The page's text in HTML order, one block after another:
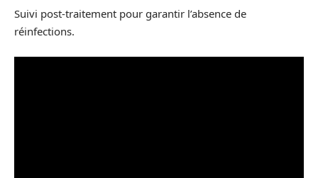
Suivi post-traitement pour garantir l’absence de
réinfections.